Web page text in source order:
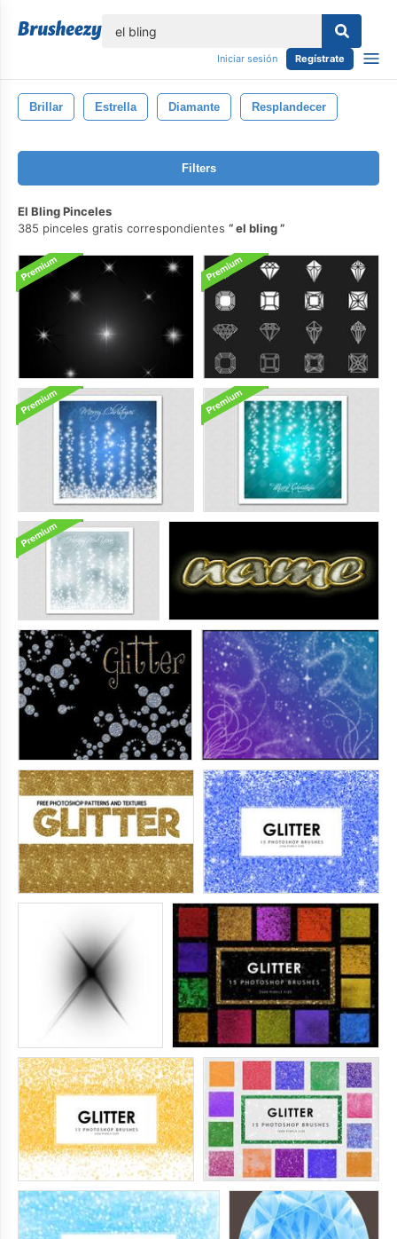
Iniciar sesión Regístrate
Brillar Estrella Diamante Resplandecer
Filters
El Bling Pinceles
385 pinceles gratis correspondientes
el bling